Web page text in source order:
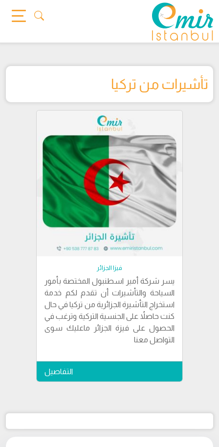
to
content
تأشيرات من تركيا
فيزا الجزائر
يسر شركة أمير اسطنبول المختصة بأمور
السياحة والتأشيرات أن تقدم لكم خدمة
استخراج التأشيرة الجزائرية من تركيا في حال
كنت حاصلاُ على الجنسية التركية وترغب في
الحصول على فيزة الجزائر ماعليك سوى
التواصل معنا
التفاصيل